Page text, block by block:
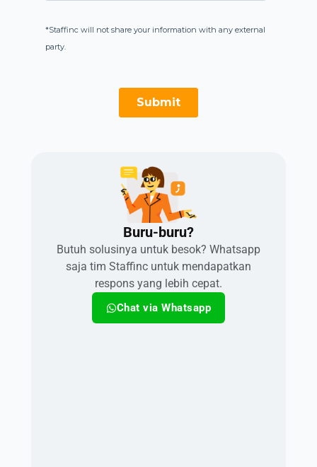
Buru-buru?​
Butuh solusinya untuk besok? Whatsapp
saja tim Staffinc untuk mendapatkan
respons yang lebih cepat.
Chat via Whatsapp